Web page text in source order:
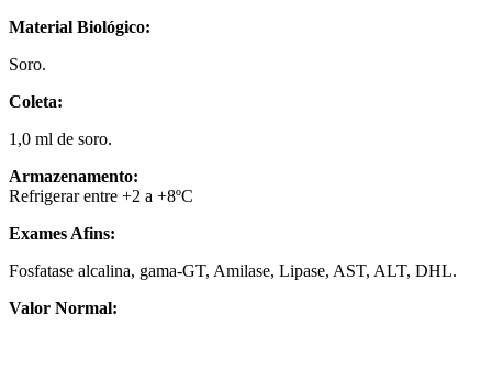
Material Biológico:
Soro.
Coleta:
1,0 ml de soro.
Armazenamento:
Refrigerar entre +2 a +8ºC
Exames Afins:
Fosfatase alcalina, gama-GT, Amilase, Lipase, AST, ALT, DHL.
Valor Normal: